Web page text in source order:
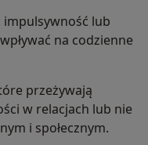
impulsywność lub
na codzienne
przeżywają
w relacjach lub nie
i społecznym.